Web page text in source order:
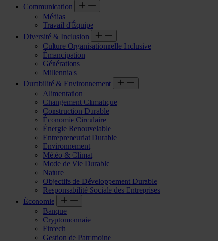
Communication
Médias
Travail d'Équipe
Diversité & Inclusion
Culture Organisationnelle Inclusive
Émancipation
Générations
Millennials
Durabilité & Environnement
Alimentation
Changement Climatique
Construction Durable
Économie Circulaire
Énergie Renouvelable
Entrepreneuriat Durable
Environnement
Météo & Climat
Mode de Vie Durable
Nature
Objectifs de Développement Durable
Responsabilité Sociale des Entreprises
Économie
Banque
Cryptomonnaie
Fintech
Gestion de Patrimoine